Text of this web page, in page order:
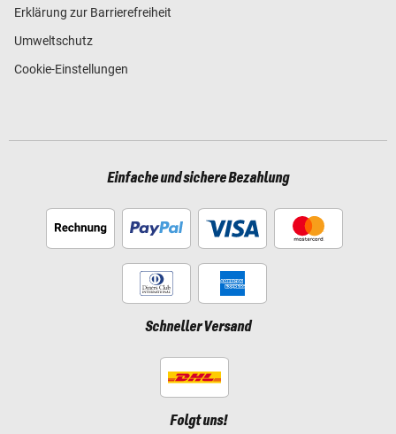
Erklärung zur Barrierefreiheit
Umweltschutz
Cookie-Einstellungen
Einfache und sichere Bezahlung
Schneller Versand
Folgt uns!